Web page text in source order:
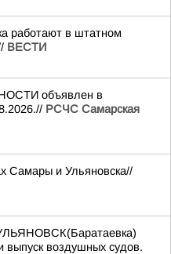
работают в штатном
ВЕСТИ
объявлен в
РСЧС Самарская
Самары и Ульяновска//
воздушных судов.